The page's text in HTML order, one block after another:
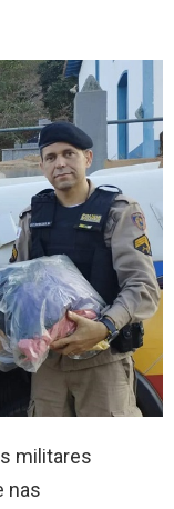
militares
nas